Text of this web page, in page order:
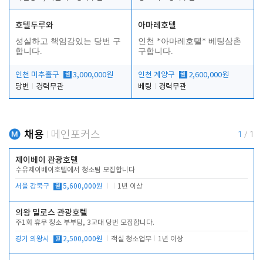
호텔두루와
성실하고 책임감있는 당번 구
합니다.
인천 미추홀구 월 3,000,000원
당번
경력무관
아마레호텔
인천 *아마레호텔* 베팅삼촌
구합니다.
인천 계양구 월 2,600,000원
베팅
경력무관
채용 메인포커스 1 / 1
제이베이 관광호텔
수유제이베이호텔에서 청소팀 모집합니다
서울 강북구 월 5,600,000원 1년 이상
의왕 밀로스 관광호텔
주1회 휴무 청소 부부팀, 3교대 당번 모집합니다.
경기 의왕시 월 2,500,000원 객실 청소업무 1년 이상